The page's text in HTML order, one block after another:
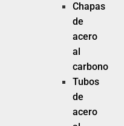
Chapas
de
acero
al
carbono
Tubos
de
acero